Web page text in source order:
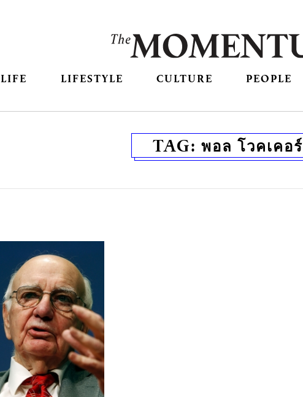
LIFE LIFESTYLE CULTURE PEOPLE
TAG: พอล โวคเคอร์